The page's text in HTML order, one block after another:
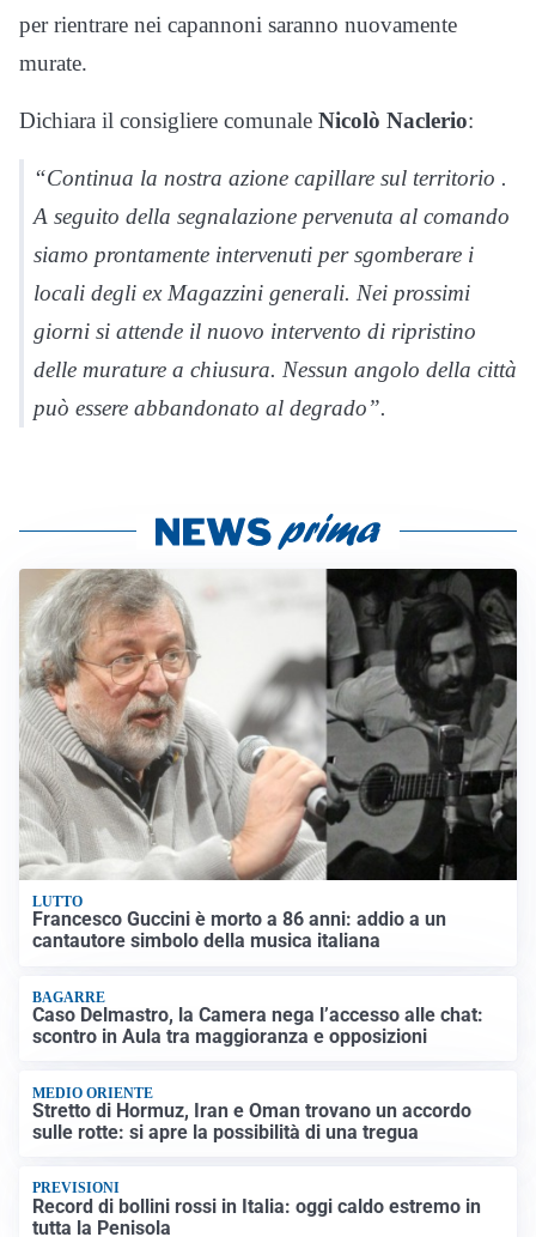
per rientrare nei capannoni saranno nuovamente
murate.
Dichiara il consigliere comunale Nicolò Naclerio:
“Continua la nostra azione capillare sul territorio .
A seguito della segnalazione pervenuta al comando
siamo prontamente intervenuti per sgomberare i
locali degli ex Magazzini generali. Nei prossimi
giorni si attende il nuovo intervento di ripristino
delle murature a chiusura. Nessun angolo della città
può essere abbandonato al degrado”.
LUTTO
Francesco Guccini è morto a 86 anni: addio a un
cantautore simbolo della musica italiana
BAGARRE
Caso Delmastro, la Camera nega l’accesso alle chat:
scontro in Aula tra maggioranza e opposizioni
MEDIO ORIENTE
Stretto di Hormuz, Iran e Oman trovano un accordo
sulle rotte: si apre la possibilità di una tregua
PREVISIONI
Record di bollini rossi in Italia: oggi caldo estremo in
tutta la Penisola